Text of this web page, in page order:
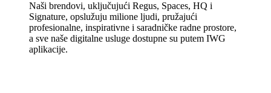
Naši brendovi, uključujući Regus, Spaces, HQ i
Signature, opslužuju milione ljudi, pružajući
profesionalne, inspirativne i saradničke radne prostore,
a sve naše digitalne usluge dostupne su putem IWG
aplikacije.